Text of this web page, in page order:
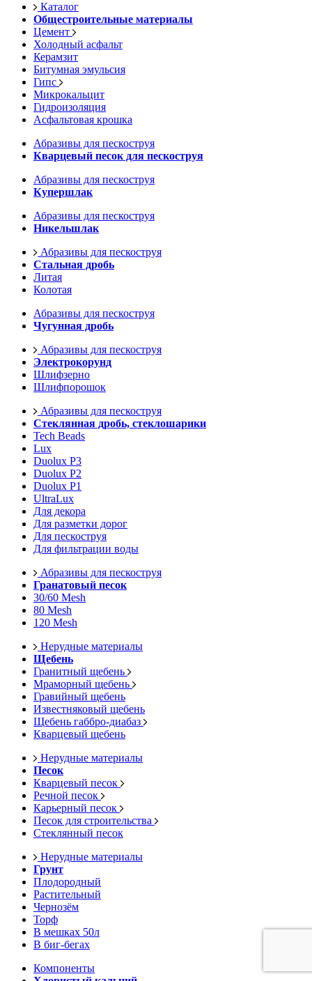
Каталог
Общестроительные материалы
Цемент
Холодный асфальт
Керамзит
Битумная эмульсия
Гипс
Микрокальцит
Гидроизоляция
Асфальтовая крошка
Абразивы для пескоструя
Кварцевый песок для пескоструя
Абразивы для пескоструя
Купершлак
Абразивы для пескоструя
Никельшлак
Абразивы для пескоструя
Стальная дробь
Литая
Колотая
Абразивы для пескоструя
Чугунная дробь
Абразивы для пескоструя
Электрокорунд
Шлифзерно
Шлифпорошок
Абразивы для пескоструя
Стеклянная дробь, стеклошарики
Tech Beads
Lux
Duolux P3
Duolux P2
Duolux P1
UltraLux
Для декора
Для разметки дорог
Для пескоструя
Для фильтрации воды
Абразивы для пескоструя
Гранатовый песок
30/60 Mesh
80 Mesh
120 Mesh
Нерудные материалы
Щебень
Гранитный щебень
Мраморный щебень
Гравийный щебень
Известняковый щебень
Щебень габбро-диабаз
Кварцевый щебень
Нерудные материалы
Песок
Кварцевый песок
Речной песок
Карьерный песок
Песок для строительства
Стеклянный песок
Нерудные материалы
Грунт
Плодородный
Растительный
Чернозём
Торф
В мешках 50л
В биг-бегах
Компоненты